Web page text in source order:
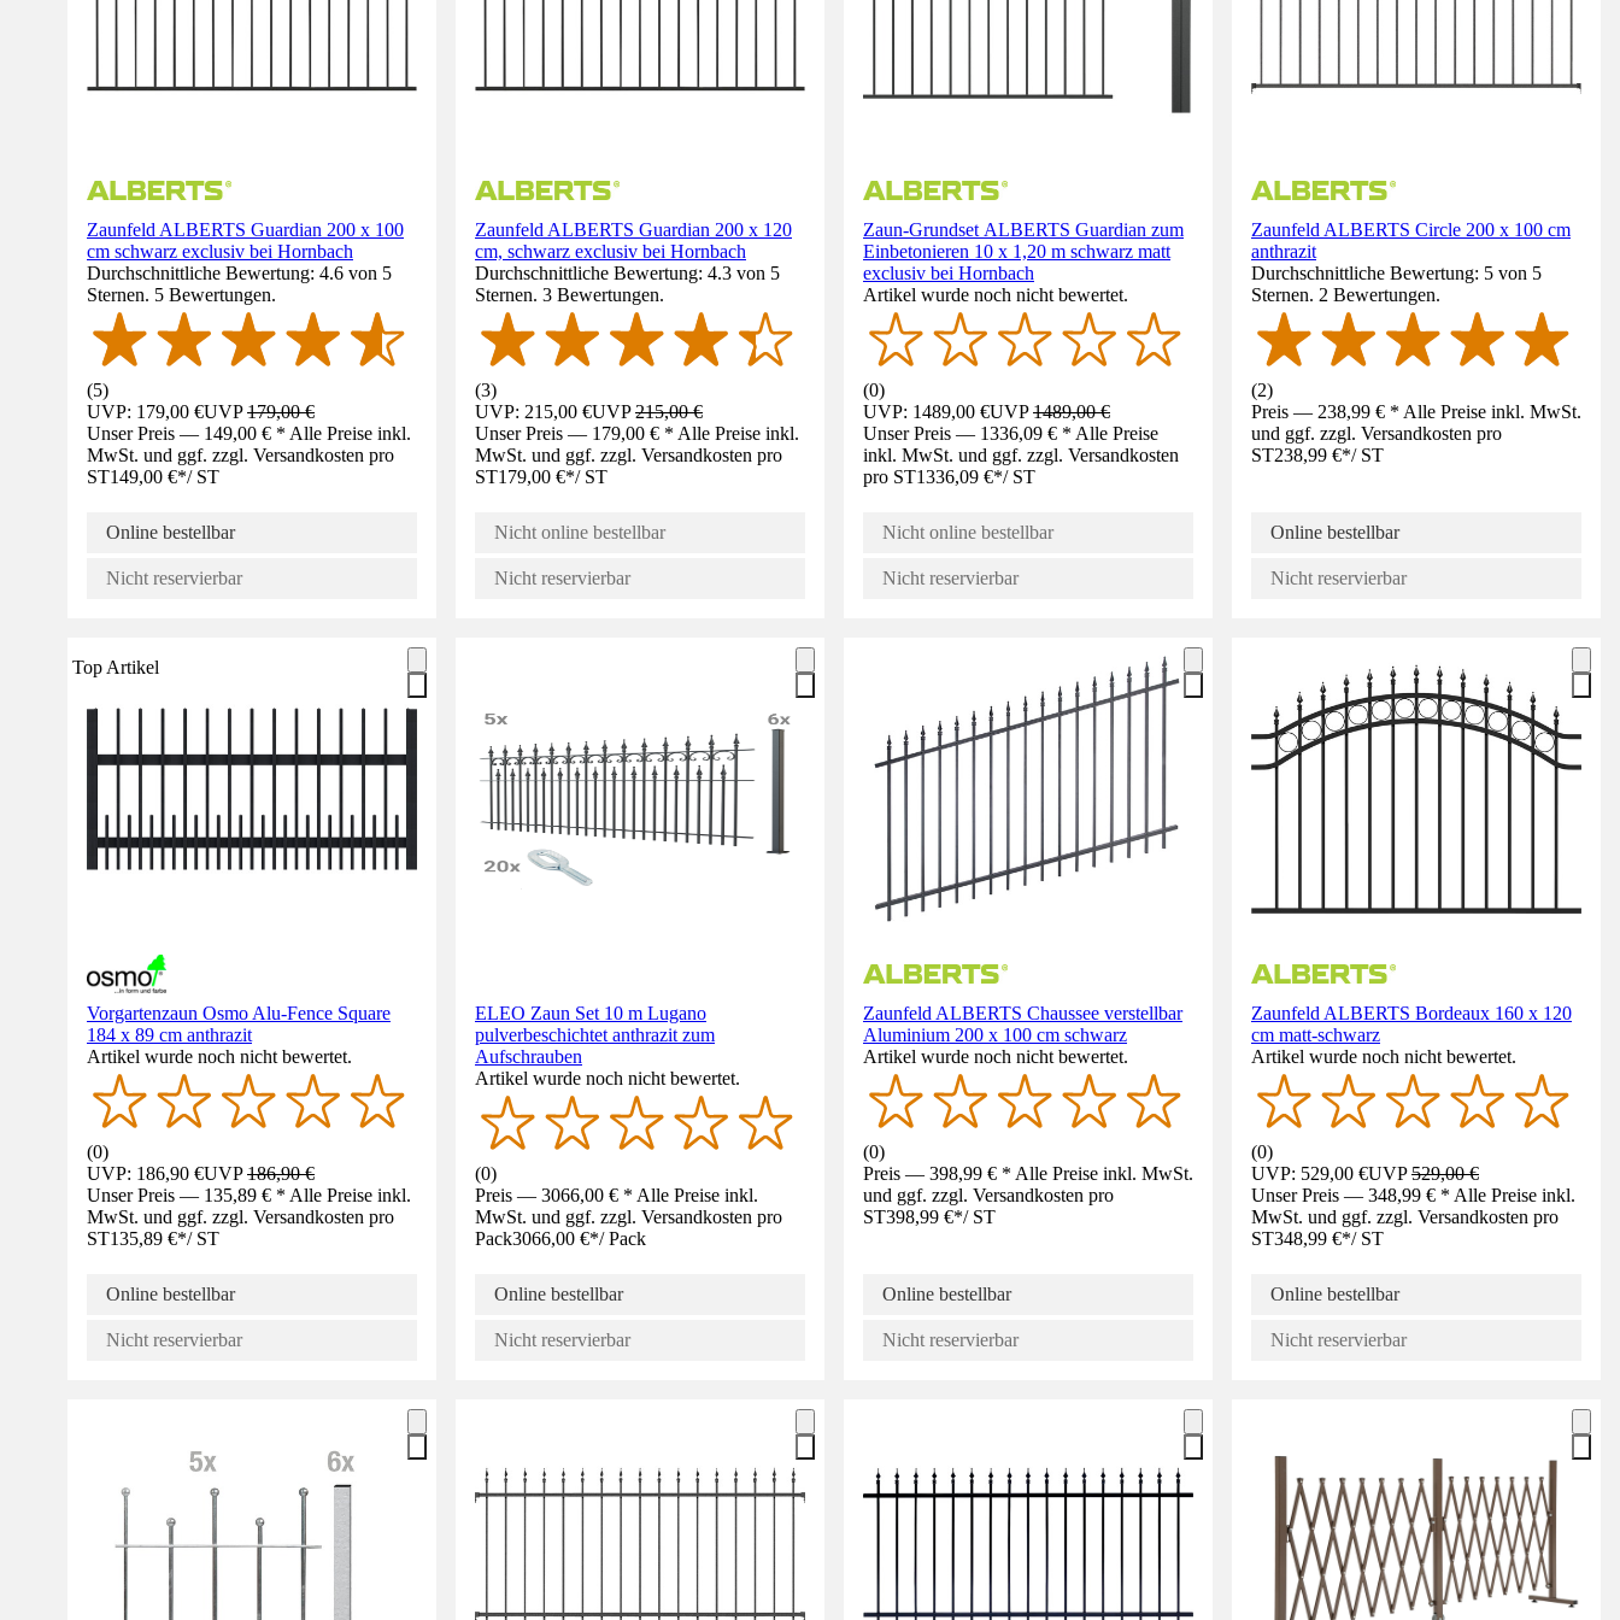
Zaunfeld ALBERTS Guardian 200 x 100
cm schwarz exclusiv bei Hornbach
Durchschnittliche Bewertung: 4.6 von 5
Sternen. 5 Bewertungen.
(5)
UVP: 179,00 €UVP179,00 €
Unser Preis — 149,00 € * Alle Preise inkl.
MwSt. und ggf. zzgl. Versandkosten pro
ST149,00 €*/ ST
Online bestellbar
Nicht reservierbar
Zaunfeld ALBERTS Guardian 200 x 120
cm, schwarz exclusiv bei Hornbach
Durchschnittliche Bewertung: 4.3 von 5
Sternen. 3 Bewertungen.
(3)
UVP: 215,00 €UVP215,00 €
Unser Preis — 179,00 € * Alle Preise inkl.
MwSt. und ggf. zzgl. Versandkosten pro
ST179,00 €*/ ST
Nicht online bestellbar
Nicht reservierbar
Zaun-Grundset ALBERTS Guardian zum
Einbetonieren 10 x 1,20 m schwarz matt
exclusiv bei Hornbach
Artikel wurde noch nicht bewertet.
(0)
UVP: 1489,00 €UVP1489,00 €
Unser Preis — 1336,09 € * Alle Preise
inkl. MwSt. und ggf. zzgl. Versandkosten
pro ST1336,09 €*/ ST
Nicht online bestellbar
Nicht reservierbar
Zaunfeld ALBERTS Circle 200 x 100 cm
anthrazit
Durchschnittliche Bewertung: 5 von 5
Sternen. 2 Bewertungen.
(2)
Preis — 238,99 € * Alle Preise inkl. MwSt.
und ggf. zzgl. Versandkosten pro
ST238,99 €*/ ST
Online bestellbar
Nicht reservierbar
Top Artikel
Vorgartenzaun Osmo Alu-Fence Square
184 x 89 cm anthrazit
Artikel wurde noch nicht bewertet.
(0)
UVP: 186,90 €UVP186,90 €
Unser Preis — 135,89 € * Alle Preise inkl.
MwSt. und ggf. zzgl. Versandkosten pro
ST135,89 €*/ ST
Online bestellbar
Nicht reservierbar
ELEO Zaun Set 10 m Lugano
pulverbeschichtet anthrazit zum
Aufschrauben
Artikel wurde noch nicht bewertet.
(0)
Preis — 3066,00 € * Alle Preise inkl.
MwSt. und ggf. zzgl. Versandkosten pro
Pack3066,00 €*/ Pack
Online bestellbar
Nicht reservierbar
Zaunfeld ALBERTS Chaussee verstellbar
Aluminium 200 x 100 cm schwarz
Artikel wurde noch nicht bewertet.
(0)
Preis — 398,99 € * Alle Preise inkl. MwSt.
und ggf. zzgl. Versandkosten pro
ST398,99 €*/ ST
Online bestellbar
Nicht reservierbar
Zaunfeld ALBERTS Bordeaux 160 x 120
cm matt-schwarz
Artikel wurde noch nicht bewertet.
(0)
UVP: 529,00 €UVP529,00 €
Unser Preis — 348,99 € * Alle Preise inkl.
MwSt. und ggf. zzgl. Versandkosten pro
ST348,99 €*/ ST
Online bestellbar
Nicht reservierbar